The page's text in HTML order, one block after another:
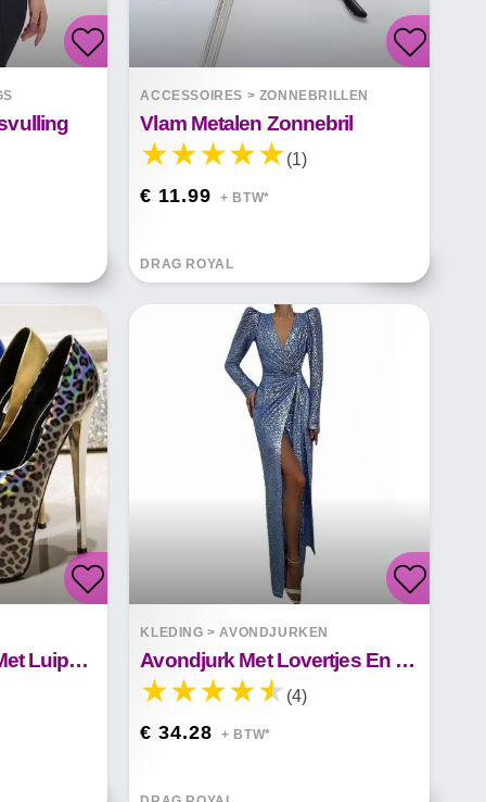
ACCESSOIRES > ZONNEBRILLEN
Vlam Metalen Zonnebril
(1)
€ 11.99 + BTW*
DRAG ROYAL
Superhoge Stiletto Met Luipaardprint Evelyn
KLEDING >AVONDJURKEN
Avondjurk Met Lovertjes En Splitstaartbanketjurk
(4)
€ 34.28 + BTW*